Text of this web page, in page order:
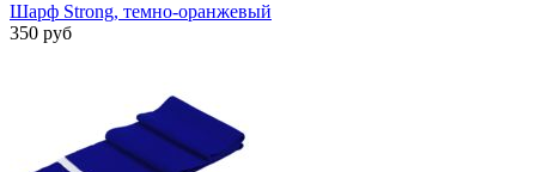
Шарф Strong, темно-оранжевый
350 руб